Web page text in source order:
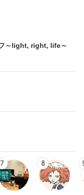
～light, right, life～
7 8